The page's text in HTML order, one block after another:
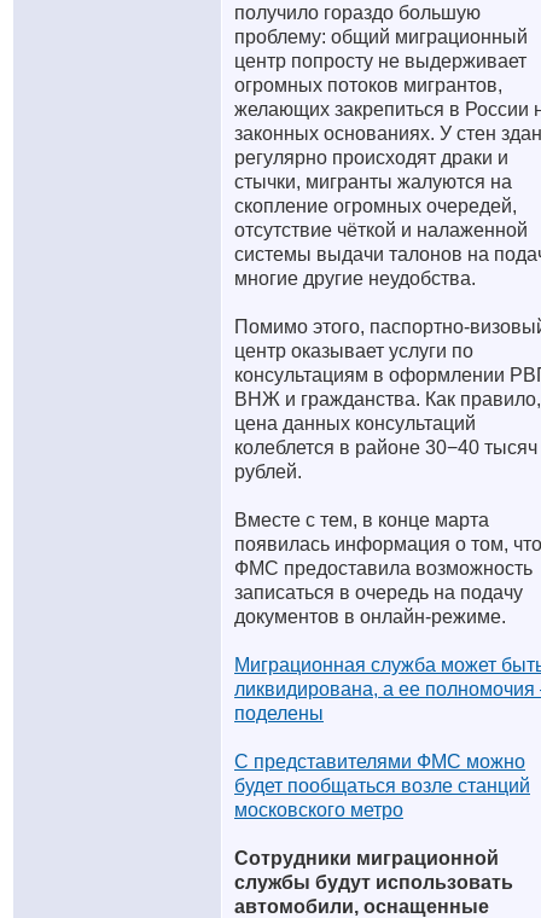
получило гораздо большую
проблему: общий миграционный
центр попросту не выдерживает
огромных потоков мигрантов,
желающих закрепиться в России
законных основаниях. У стен
регулярно происходят драки и
стычки, мигранты жалуются на
скопление огромных очередей,
отсутствие чёткой и налаженной
системы выдачи талонов на
многие другие неудобства.
Помимо этого, паспортно-
центр оказывает услуги по
консультациям в оформлении
ВНЖ и гражданства. Как правило,
цена данных консультаций
колеблется в районе 30−40 тысяч
рублей.
Вместе с тем, в конце марта
появилась информация о том, что
ФМС предоставила возможность
записаться в очередь на подачу
документов в онлайн-режиме.
Миграционная служба может
ликвидирована, а ее полномочия
поделены
С представителями ФМС можно
будет пообщаться возле станций
московского метро
Сотрудники миграционной
службы будут использовать
автомобили, оснащенные